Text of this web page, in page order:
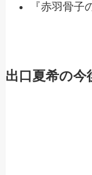
『赤羽骨子
出口夏希の今